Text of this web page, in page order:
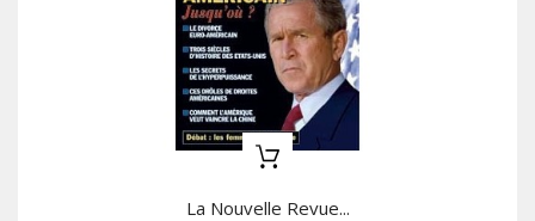
La Nouvelle Revue...